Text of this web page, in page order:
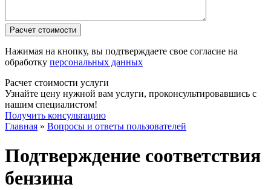
Нажимая на кнопку, вы подтверждаете свое согласие на
обработку персональных данных
Расчет стоимости услуги
Узнайте цену нужной вам услуги, проконсультировавшись с
нашим специалистом!
Получить консультацию
Главная » Вопросы и ответы пользователей
Подтверждение соответствия
бензина